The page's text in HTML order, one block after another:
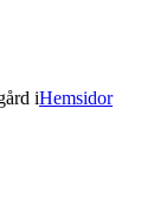
iHemsidor